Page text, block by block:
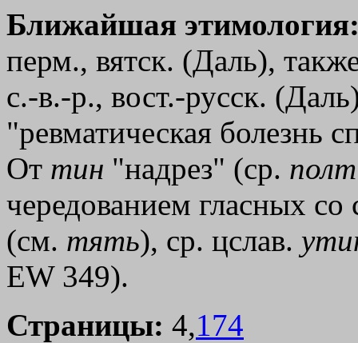
Ближайшая
перм., вятск. (Даль),
с.-в.-р., вост.-русск.
"ревматическая болезнь
От тин "надрез" (ср.
чередованием гласных со
(см. тять), ср. цслав.
ЕW 349).
Страницы: 4,174